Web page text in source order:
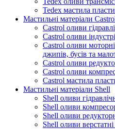
Tedex мастила
Мастильні матеріали
Castrol оливи
Castrol оливи
Castrol оливи
джипів, бусів та
Castrol оливи
Castrol оливи
Castrol мастила
Мастильні матеріали Shell
Shell оливи
Shell оливи
Shell оливи
Shell оливи